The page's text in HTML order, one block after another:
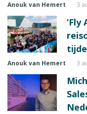
Anouk van Hemert 3
‘Fly
Anouk van Hemert 3